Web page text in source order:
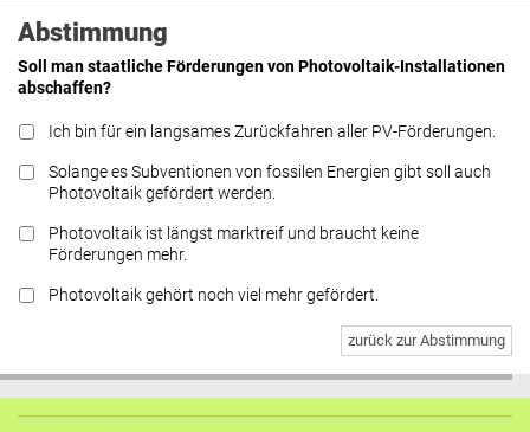
Abstimmung
Soll man staatliche Förderungen von Photovoltaik-Installationen
abschaffen?
Ich bin für ein langsames Zurückfahren aller PV-Förderungen.
Solange es Subventionen von fossilen Energien gibt soll auch
Photovoltaik gefördert werden.
Photovoltaik ist längst marktreif und braucht keine
Förderungen mehr.
Photovoltaik gehört noch viel mehr gefördert.
zurück zur Abstimmung